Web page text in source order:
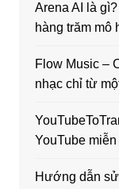
Arena AI là
hàng trăm mô
Flow Music –
nhạc chỉ từ
YouTube
Hướng dẫn